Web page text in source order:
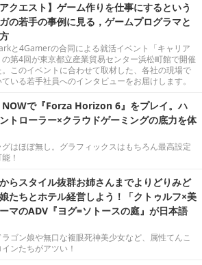
アクエスト】ゲーム作りを仕事にするという
の若手の事例に見る，ゲームプログラマと
と4Gamerの合同による就活イベント「キャリア
第4回が東京都立産業貿易センター浜松町館で開催
このイベントに合わせて取材した、各社の現場で
いる若手社員へのインタビューをお届けします。
で『Forza Horizon 6』をプレイ。ハ
トローラー×クラウドゲーミングの底力を体
はほぼ無し。グラフィックスはもちろん最高設定
！
らスタイル抜群お姉さんまでよりどりみど
たちとホテル経営しよう！「クトゥルフ×美
マのADV『ヨグ=ソトースの庭』が日本語
ゴン娘や無口な複眼死神美少女など、属性てんこ
ンたちがアツい！